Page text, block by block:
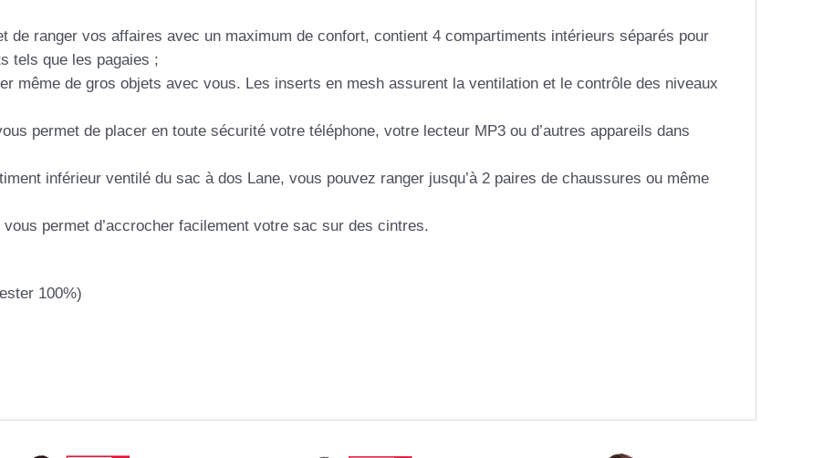
de ranger vos affaires avec un maximum de confort, contient 4 compartiments intérieurs séparés pour
tels que les pagaies ;
même de gros objets avec vous. Les inserts en mesh assurent la ventilation et le contrôle des niveaux
permet de placer en toute sécurité votre téléphone, votre lecteur MP3 ou d’autres appareils dans
inférieur ventilé du sac à dos Lane, vous pouvez ranger jusqu’à 2 paires de chaussures ou même
permet d’accrocher facilement votre sac sur des cintres.
100%)